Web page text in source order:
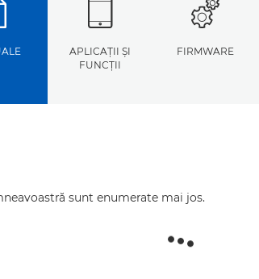
APLICAŢII ŞI
FUNCŢII
FIRMWARE
sunt enumerate mai jos.